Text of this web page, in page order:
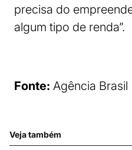
precisa do
algum tipo de renda”.
Fonte: Agência Brasil
Veja também